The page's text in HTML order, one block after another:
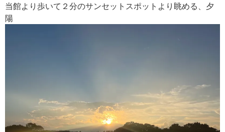
当館より歩いて２分のサンセットスポットより眺める、夕
陽